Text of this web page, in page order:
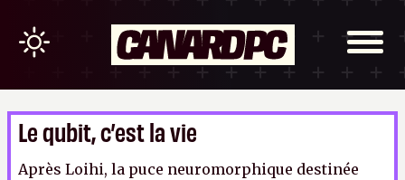
Le qubit, c’est la vie
Après Loihi, la puce neuromorphique destinée